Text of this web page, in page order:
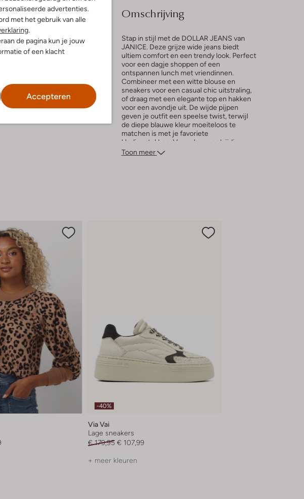
advertenties.
met het gebruik van alle
.
de pagina kun je jouw
of een klacht
Accepteren
handwassen
op maximaal 110 °C
chemisch reinigen
bleken
Omschrijving
Stap in stijl met de DOLLAR JEANS van
JANICE. Deze grijze wide jeans biedt
ultiem comfort en een trendy look. Perfect
voor een dagje shoppen of een
ontspannen lunch met vriendinnen.
Combineer met een witte blouse en
sneakers voor een casual chic uitstraling,
of draag met een elegante top en hakken
voor een avondje uit. De wijde pijpen
geven je outfit een speelse twist, terwijl
de diepe blauwe kleur moeiteloos te
matchen is met je favoriete
kledingstukken. Voeg deze veelzijdige
jeans toe aan je garderobe en geniet van
Toon meer
-40%
Via Vai
Lage sneakers
€ 179,95 € 107,99
+ meer kleuren